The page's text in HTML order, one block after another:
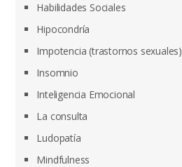
Habilidades Sociales
Hipocondría
Impotencia (trastornos sexuales)
Insomnio
Inteligencia Emocional
La consulta
Ludopatía
Mindfulness